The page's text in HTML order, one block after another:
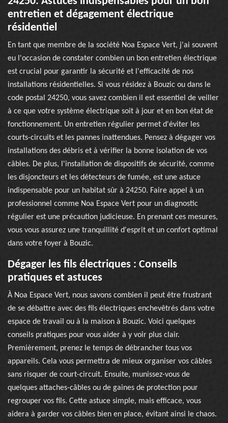
entretien et dégagement électrique
résidentiel
En tant que membre de la société Noa Espace Vert, j'ai souvent
eu l'occasion de constater combien un bon entretien électrique
est crucial pour garantir la sécurité et l'efficacité de nos
installations résidentielles. Si vous résidez à Bouzic ou dans le
code postal 24250, vous savez combien il est essentiel de veiller
à ce que votre système électrique soit à jour et en bon état de
fonctionnement. Un entretien régulier permet d'éviter les
courts-circuits et les pannes inattendues. Pensez à dégager vos
installations des débris et à vérifier la bonne isolation de vos
câbles. De plus, l'installation de dispositifs de sécurité, comme
les disjoncteurs et les détecteurs de fumée, est une astuce
indispensable pour un habitat sûr à 24250. Faire appel à un
professionnel comme Noa Espace Vert pour un diagnostic
régulier est une précaution judicieuse. En prenant ces mesures,
vous vous assurez une tranquillité d'esprit et un confort optimal
dans votre foyer à Bouzic.
Dégager les fils électriques : Conseils
pratiques et astuces
À Noa Espace Vert, nous savons combien il peut être frustrant
de se débattre avec des fils électriques enchevêtrés dans votre
espace de travail ou à la maison à Bouzic. Voici quelques
conseils pratiques pour vous aider à y voir plus clair.
Premièrement, prenez le temps de débrancher tous vos
appareils. Cela vous permettra de mieux organiser vos câbles
sans risquer de court-circuit. Ensuite, munissez-vous de
quelques attaches-câbles ou de gaines de protection pour
regrouper vos fils. Cette astuce simple, mais efficace, vous
aidera à garder vos câbles bien en place, évitant ainsi le chaos.